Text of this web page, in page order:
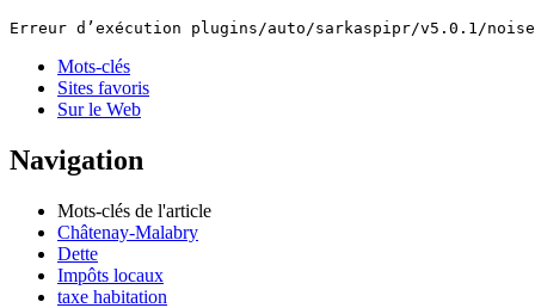
Erreur d’exécution plugins/auto/sarkaspipr/v5.0.1/
Mots-clés
Sites favoris
Sur le Web
Navigation
Mots-clés de l'article
Châtenay-Malabry
Dette
Impôts locaux
taxe habitation